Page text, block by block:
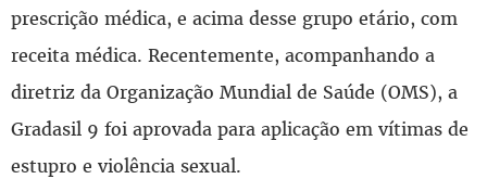
prescrição médica, e acima desse grupo etário, com
receita médica. Recentemente, acompanhando a
diretriz da Organização Mundial de Saúde (OMS), a
Gradasil 9 foi aprovada para aplicação em vítimas de
estupro e violência sexual.